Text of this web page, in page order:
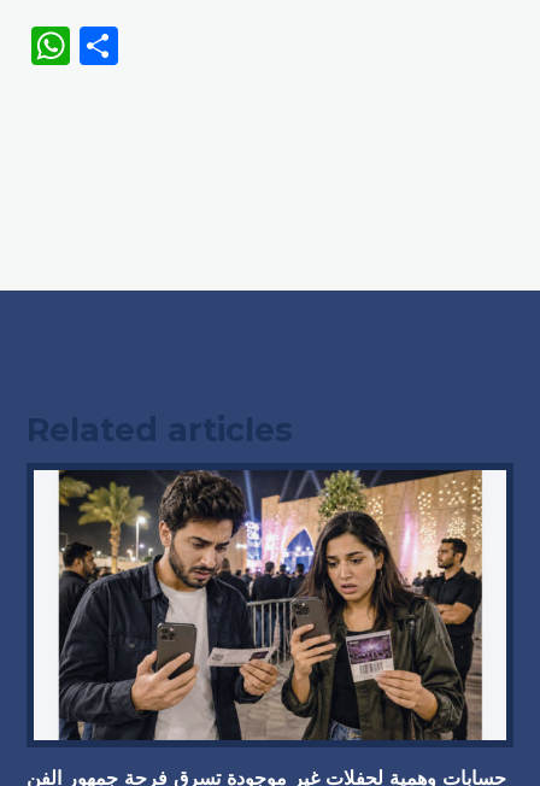
WhatsApp
Related articles
حسابات وهمية لحفلات غير موجودة تسرق فرحة جمهور الفن